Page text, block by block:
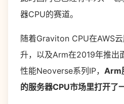
器CPU的赛道。
随着Graviton CPU在AWS
升，以及Arm在2019年推出
性能Neoverse系列IP， Arm
的服务器CPU市场里打开了